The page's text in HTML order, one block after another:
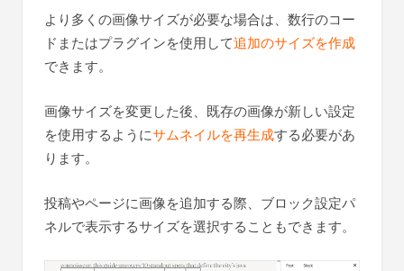
より多くの画像サイズが必要な場合は、数行のコー
ドまたはプラグインを使用して追加のサイズを作成
できます。
画像サイズを変更した後、既存の画像が新しい設定
を使用するようにサムネイルを再生成する必要があ
ります。
投稿やページに画像を追加する際、ブロック設定パ
ネルで表示するサイズを選択することもできます。